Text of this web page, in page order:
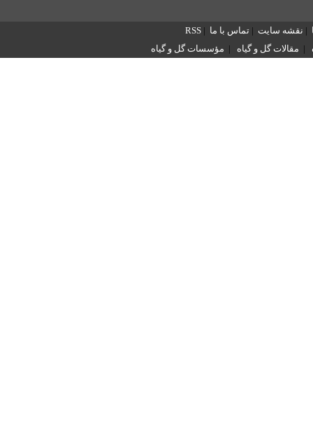
| نقشه سایت | تماس با ما |
RSS
| مقالات گل و گیاه | مؤسسات گل و گیاه